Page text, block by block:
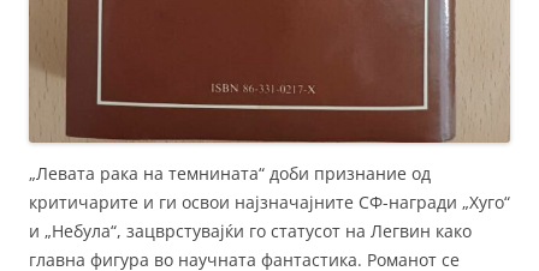
„Левата рака на темнината“ доби признание од
критичарите и ги освои најзначајните СФ-награди „Хуго“
и „Небула“, зацврстувајќи го статусот на Легвин како
главна фигура во научната фантастика. Романот се